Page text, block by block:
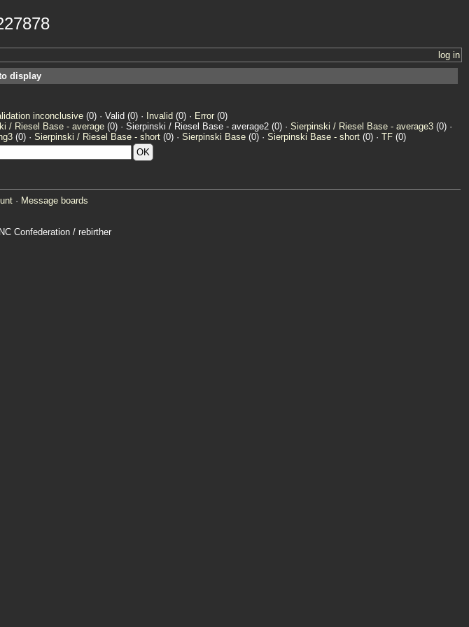
log in
display
inconclusive (0) · Valid (0) · Invalid (0) · Error (0)
/ Riesel Base - average(0) · Sierpinski / Riesel Base - average2 (0) · Sierpinski / Riesel Base - average3(0) ·
(0) · Sierpinski / Riesel Base - short(0) · Sierpinski Base(0) · Sierpinski Base - short(0) · TF(0)
· Message boards
Confederation / rebirther